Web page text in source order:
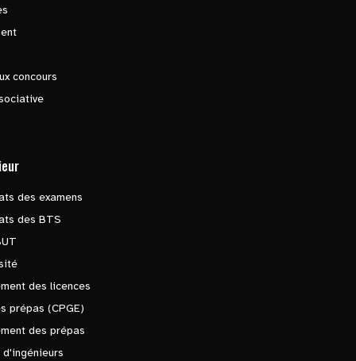
concours
des examens
des BTS
des licences
prépas (CPGE)
des prépas
d'ingénieurs